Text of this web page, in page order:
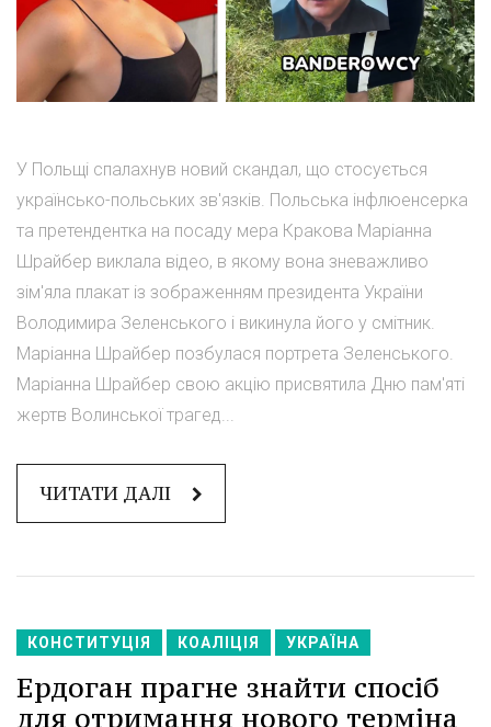
У Польщі спалахнув новий скандал, що стосується
українсько-польських зв'язків. Польська інфлюенсерка
та претендентка на посаду мера Кракова Маріанна
Шрайбер виклала відео, в якому вона зневажливо
зім'яла плакат із зображенням президента України
Володимира Зеленського і викинула його у смітник.
Маріанна Шрайбер позбулася портрета Зеленського.
Маріанна Шрайбер свою акцію присвятила Дню пам'яті
жертв Волинської трагед...
ЧИТАТИ ДАЛІ
КОНСТИТУЦІЯ КОАЛІЦІЯ УКРАЇНА
Ердоган прагне знайти спосіб
для отримання нового терміна